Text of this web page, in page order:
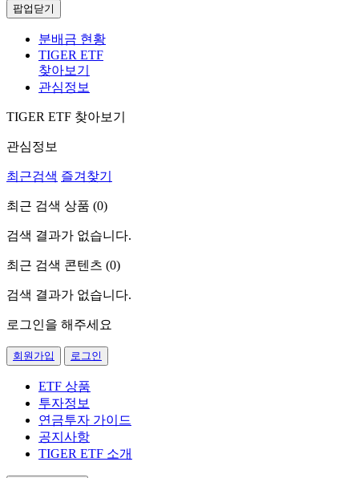
팝업닫기
분배금 현황
TIGER ETF
찾아보기
관심정보
TIGER ETF 찾아보기
관심정보
최근검색 즐겨찾기
최근 검색 상품 (0)
검색 결과가 없습니다.
최근 검색 콘텐츠 (0)
검색 결과가 없습니다.
로그인을 해주세요
회원가입 로그인
ETF 상품
투자정보
연금투자 가이드
공지사항
TIGER ETF 소개